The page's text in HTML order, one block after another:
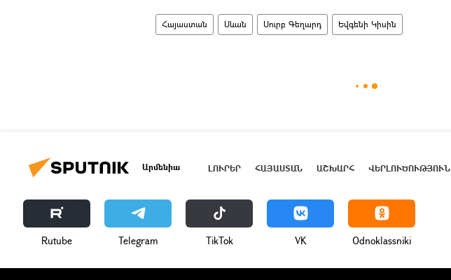
Հայաստան Սևան Սուրբ Գեղարդ Եվգենի Կիսին
Արմենիա ԼՈՒՐԵՐ ՀԱՅԱՍՏԱՆ ԱՇԽԱՐՀ ՎԵՐԼՈՒԾՈՒԹՅՈՒՆ
Rutube Telegram ТikТоk VK Odnoklassniki